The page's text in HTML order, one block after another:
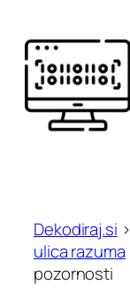
content
Dekodiraj.si >
ulica razuma
pozornosti